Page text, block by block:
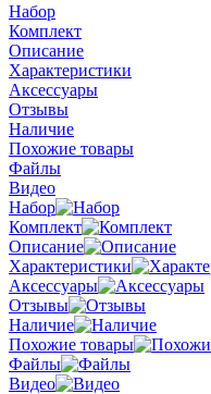
Набор
Комплект
Описание
Характеристики
Аксессуары
Отзывы
Наличие
Похожие товары
Файлы
Видео
Набор
Комплект
Описание
Характеристики
Аксессуары
Отзывы
Наличие
Похожие товары
Файлы
Видео